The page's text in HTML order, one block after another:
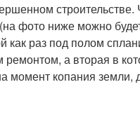
фото ниже можно
раз под полом
а вторая в
копания земли,